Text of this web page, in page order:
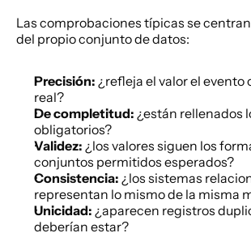
Las comprobaciones típicas se
del propio conjunto de datos:
Precisión: ¿refleja el valor el evento
real?
De completitud: ¿están rellenados
obligatorios?
Validez: ¿los valores siguen los
conjuntos permitidos esperados?
Consistencia: ¿los sistemas
representan lo mismo de la misma
Unicidad: ¿aparecen registros
deberían estar?